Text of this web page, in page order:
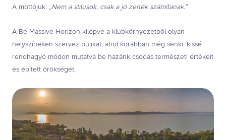
A mottójuk: „Nem a stílusok, csak a jó zenék számítanak.”
A Be Massive Horizon kilépve a klubkörnyezetből olyan
helyszíneken szervez bulikat, ahol korábban még senki, kissé
rendhagyó módon mutatva be hazánk csodás természeti értékeit
és épített örökségét.